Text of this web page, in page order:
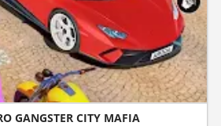
GANGSTER CITY MAFIA